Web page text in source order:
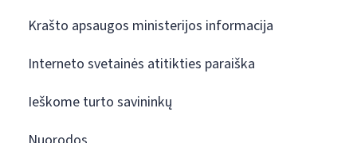
Krašto apsaugos ministerijos informacija
Interneto svetainės atitikties paraiška
Ieškome turto savininkų